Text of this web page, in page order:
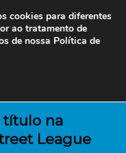
título na
League
cookies para diferentes
ao tratamento de
de nossa Política de